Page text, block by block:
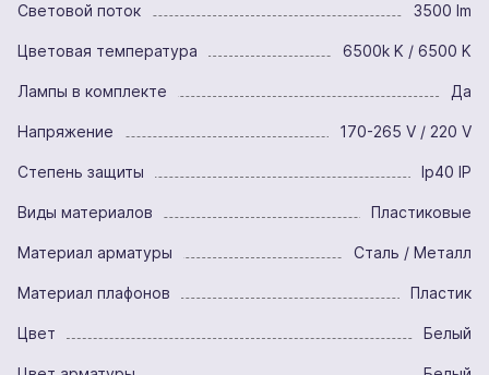
Световой поток 3500 lm
Цветовая температура 6500k K / 6500 K
Лампы в комплекте Да
Напряжение 170-265 V / 220 V
Степень защиты Ip40 IP
Виды материалов Пластиковые
Материал арматуры Сталь / Металл
Материал плафонов Пластик
Цвет Белый